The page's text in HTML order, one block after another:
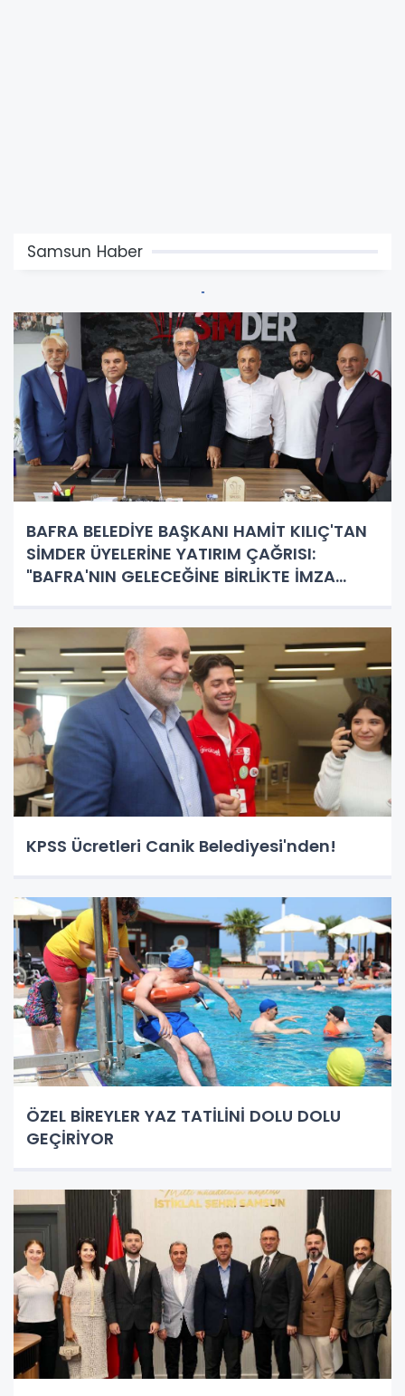
Samsun Haber
BAFRA BELEDİYE BAŞKANI HAMİT KILIÇ'TAN
SİMDER ÜYELERİNE YATIRIM ÇAĞRISI:
"BAFRA'NIN GELECEĞİNE BİRLİKTE İMZA
KPSS Ücretleri Canik Belediyesi'nden!
ÖZEL BİREYLER YAZ TATİLİNİ DOLU DOLU
GEÇİRİYOR